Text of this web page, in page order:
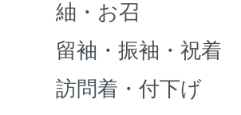
紬・お召
留袖・振袖・祝着
訪問着・付下げ